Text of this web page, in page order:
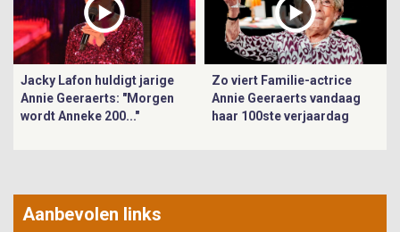
Jacky Lafon huldigt jarige
Annie Geeraerts: "Morgen
wordt Anneke 200..."
Zo viert Familie-actrice
Annie Geeraerts vandaag
haar 100ste verjaardag
Aanbevolen links